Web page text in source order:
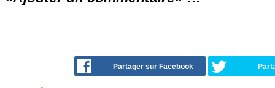
Partager sur Facebook